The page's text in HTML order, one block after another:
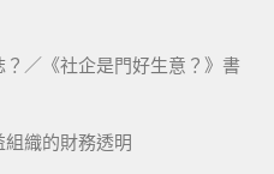
？／《社企是門好生意？》書
織的財務透明